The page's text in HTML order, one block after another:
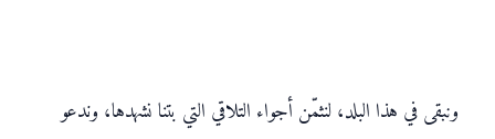
ونبقى في هذا البلد، لنثمّن أجواء التلاقي التي بتنا نشهدها، وندعو